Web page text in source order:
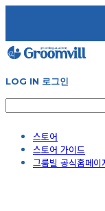
LOG IN 로그인
스토어
스토어 가이드
그룸빌 공식홈페이